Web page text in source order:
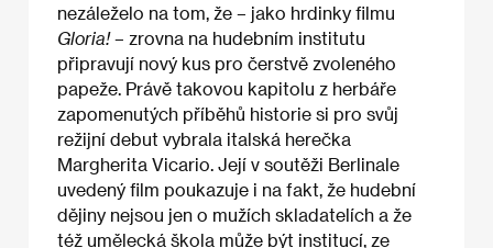
nezáleželo na tom, že – jako hrdinky filmu
Gloria!– zrovna na hudebním institutu
připravují nový kus pro čerstvě zvoleného
papeže. Právě takovou kapitolu z herbáře
zapomenutých příběhů historie si pro svůj
režijní debut vybrala italská herečka
Margherita Vicario. Její v soutěži Berlinale
uvedený film poukazuje i na fakt, že hudební
dějiny nejsou jen o mužích skladatelích a že
též umělecká škola může být institucí, ze